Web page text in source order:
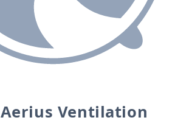
Aerius Ventilation